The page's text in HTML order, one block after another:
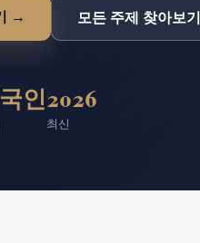
→ 모든 주제 찾아보기
인2026
최신